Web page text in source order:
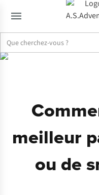
meilleur
ou de